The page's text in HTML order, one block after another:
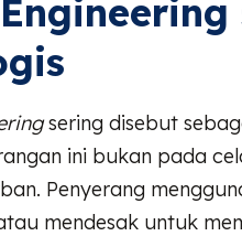
sering disebut
ini bukan pada
Penyerang
mendesak untuk